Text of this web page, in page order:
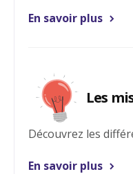
En savoir plus
Les
Découvrez les
En savoir plus